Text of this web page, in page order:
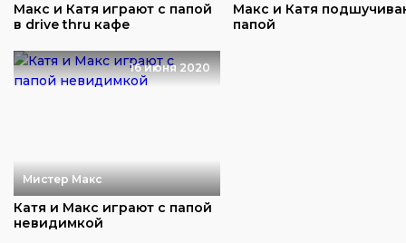
Макс и Катя играют с папой
в drive thru кафе
Макс и Катя
папой
16 июня 2020
Мистер Макс
Катя и Макс играют с папой
невидимкой